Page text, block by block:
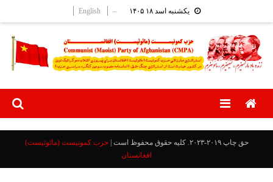
to
content
یکشنبه اسد ۱۸ ۱۴۰۵ –
English
Menu
حق چاپ ۲۰۱۹-۲۰۲۳. کلیه حقوق محفوظ است |حزب کمونیست (مائوئیست)
افغانستان